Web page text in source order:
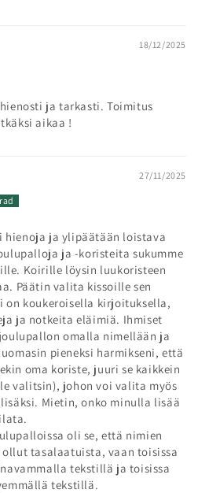
18/12/2025
ja tarkasti. Toimitus
aikaa !
27/11/2025
hienoja ja ylipäätään loistava
ja -koristeita sukumme
Koirille löysin luukoristeen
Päätin valita kissoille sen
on koukeroisella kirjoituksella,
ja notkeita eläimiä. Ihmiset
omalla nimellään ja
pieneksi harmikseni, että
oma koriste, juuri se kaikkein
valitsin), johon voi valita myös
Mietin, onko minulla lisää
oli se, että nimien
tasalaatuista, vaan toisissa
tekstillä ja toisissa
tekstillä.